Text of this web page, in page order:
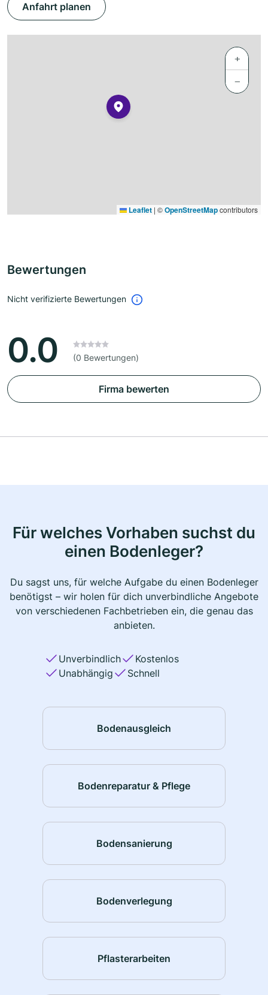
Anfahrt planen
+
−
Leaflet | ©OpenStreetMapcontributors
Bewertungen
Nicht verifizierte Bewertungen
0.0 (0 Bewertungen)
Firma bewerten
Für welches Vorhaben suchst du
einen Bodenleger?
Du sagst uns, für welche Aufgabe du einen Bodenleger
benötigst – wir holen für dich unverbindliche Angebote
von verschiedenen Fachbetrieben ein, die genau das
anbieten.
Unverbindlich
Kostenlos
Unabhängig
Schnell
Bodenausgleich
Bodenreparatur & Pflege
Bodensanierung
Bodenverlegung
Pflasterarbeiten